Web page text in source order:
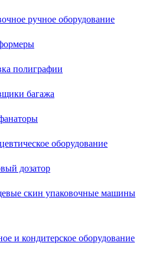
ручное оборудование
полиграфии
багажа
оборудование
дозатор
скин упаковочные машины
и кондитерское оборудование